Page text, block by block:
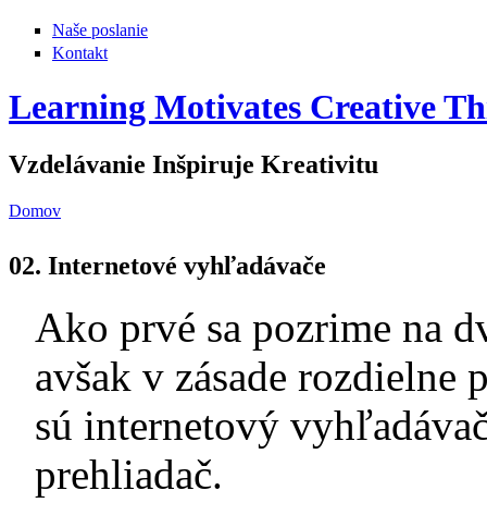
Naše poslanie
Kontakt
Learning Motivates Creative
Vzdelávanie Inšpiruje Kreativitu
Domov
02. Internetové vyhľadávače
Ako prvé sa pozrime na
avšak v zásade
sú internetový
prehliadač.